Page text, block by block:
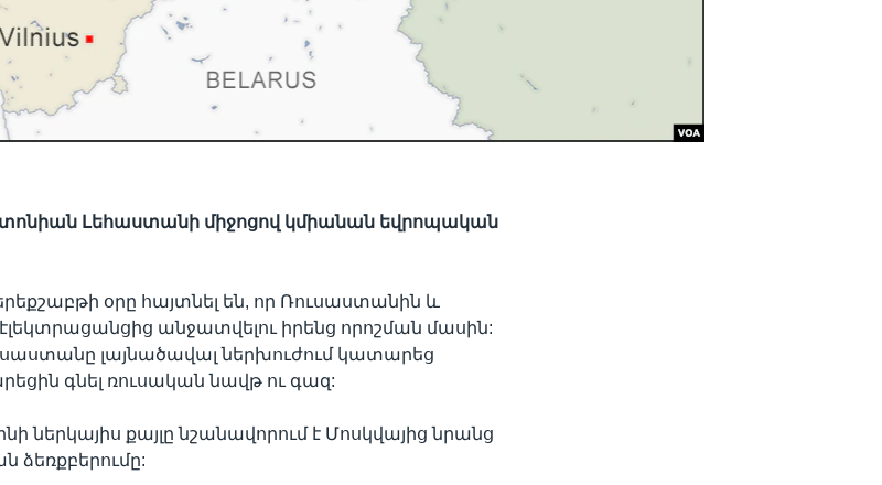
Լեհաստանի միջոցով կմիանան եվրոպական
օրը հայտնել են, որ Ռուսաստանին և
էլեկտրացանցից անջատվելու իրենց որոշման մասին:
լայնածավալ ներխուժում կատարեց
գնել ռուսական նավթ ու գազ:
ներկայիս քայլը նշանավորում է Մոսկվայից նրանց
ձեռքբերումը: